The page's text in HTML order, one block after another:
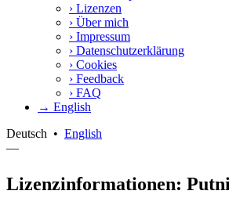
› Lizenzen
› Über mich
› Impressum
› Datenschutzerklärung
› Cookies
› Feedback
› FAQ
→ English
Deutsch • English
—
Lizenzinformationen: